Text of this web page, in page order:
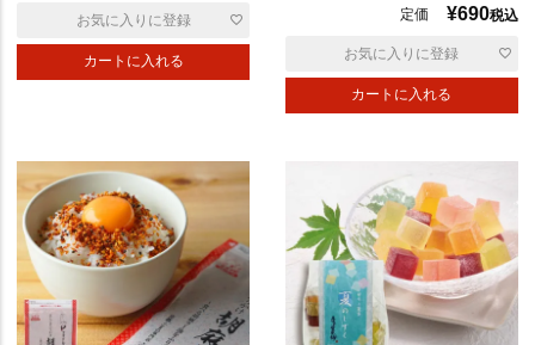
カートに入れる
お気に入りに登録
定価
¥690税込
カートに入れる
お気に入りに登録